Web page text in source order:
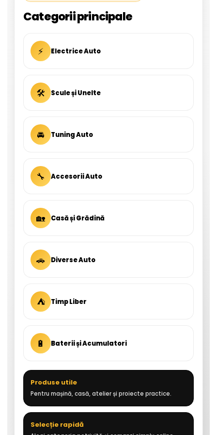
Categorii principale
⚡ Electrice Auto
🛠 Scule și Unelte
🚘 Tuning Auto
🔧 Accesorii Auto
🏡 Casă și Grădină
🚗 Diverse Auto
⛺ Timp Liber
🔋 Baterii și Acumulatori
Produse utile
Pentru mașină, casă, atelier și proiecte practice.
Selecție rapidă